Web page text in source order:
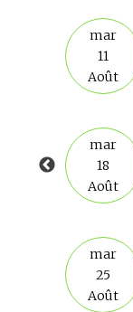
mar
11
Août
mar
18
Août
mar
25
Août